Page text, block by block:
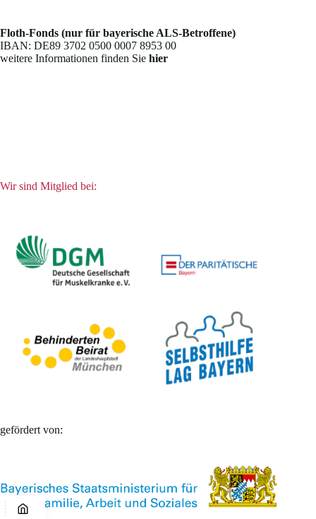
Floth-Fonds (nur für bayerische ALS-Betroffene)
IBAN: DE89 3702 0500 0007 8953 00
weitere Informationen finden Sie hier
Wir sind Mitglied bei:
gefördert von: